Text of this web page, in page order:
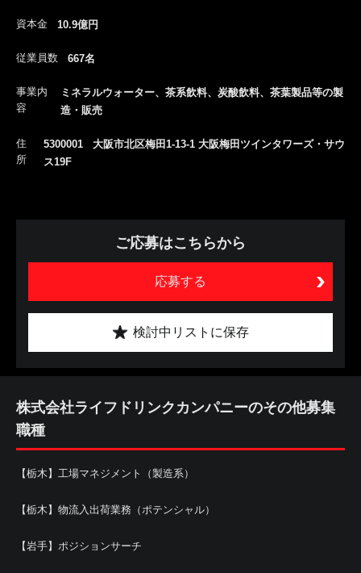
資本金 10.9億円
従業員数 667名
事業内
容
ミネラルウォーター、茶系飲料、炭酸飲料、茶葉製品等の製
造・販売
住
所
5300001 大阪市北区梅田1-13-1 大阪梅田ツインタワーズ・サウ
ス19F
ご応募はこちらから
応募する
検討中リストに保存
株式会社ライフドリンクカンパニーのその他募集
職種
【栃木】工場マネジメント（製造系）
【栃木】物流入出荷業務（ポテンシャル）
【岩手】ポジションサーチ